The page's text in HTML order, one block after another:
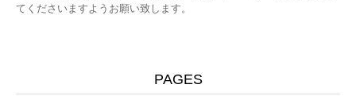
てくださいますようお願い致します。
PAGES